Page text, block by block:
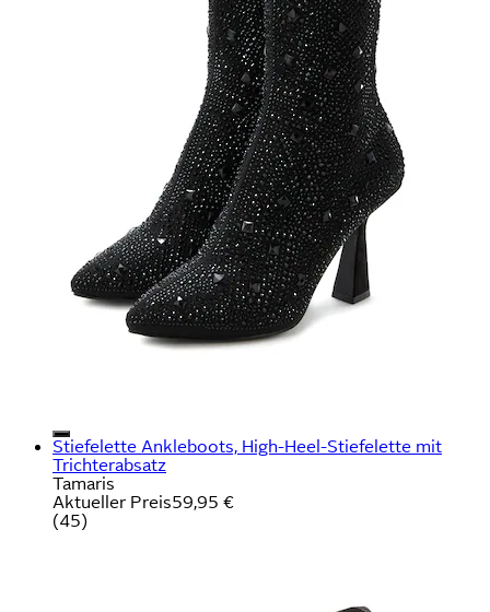
Stiefelette Ankleboots, High-Heel-Stiefelette mit
Trichterabsatz
Tamaris
Aktueller Preis59,95 €
(45)